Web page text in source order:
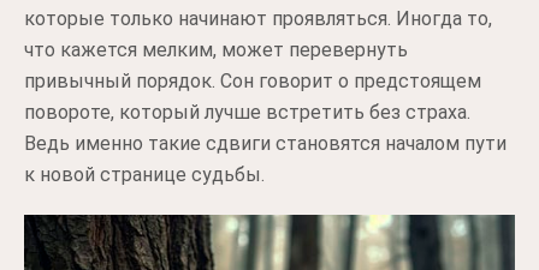
которые только начинают проявляться. Иногда то,
что кажется мелким, может перевернуть
привычный порядок. Сон говорит о предстоящем
повороте, который лучше встретить без страха.
Ведь именно такие сдвиги становятся началом пути
к новой странице судьбы.